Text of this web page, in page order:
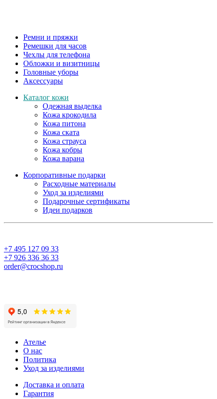
Ремни и пряжки
Ремешки для часов
Чехлы для телефона
Обложки и визитницы
Головные уборы
Аксессуары
Каталог кожи
Одежная выделка
Кожа крокодила
Кожа питона
Кожа ската
Кожа страуса
Кожа кобры
Кожа варана
Корпоративные подарки
Расходные материалы
Уход за изделиями
Подарочные сертификаты
Идеи подарков
+7 495 127 09 33
+7 926 336 36 33
order@crocshop.ru
Ателье
О нас
Политика
Уход за изделиями
Доставка и оплата
Гарантия